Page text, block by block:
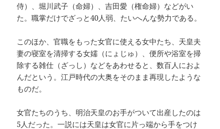
侍）、堀川武子（命婦）、吉田愛（権命婦）などがい
た。職掌だけでざっと40人弱、たいへんな勢力である。
このほか、官職をもった女官に使える女中たち、天皇夫
妻の寝室を清掃する女嬬（にょじゅ）、便所や浴室を掃
除する雑仕（ざっし）などをあわせると、数百人におよ
んだという。江戸時代の大奥をそのまま再現したような
ものだ。
女官たちのうち、明治天皇のお手がついて出産したのは
5人だった。一説には天皇は女官に片っ端から手をつけ